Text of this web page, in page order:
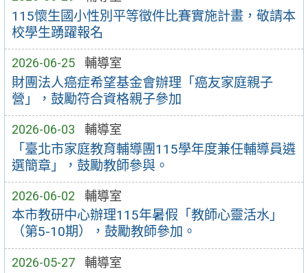
115懷生國小性別平等徵件比賽實施計畫，敬請本
校學生踴躍報名
2026-06-25 輔導室
財團法人癌症希望基金會辦理「癌友家庭親子
營」，鼓勵符合資格親子參加
2026-06-03 輔導室
「臺北市家庭教育輔導團115學年度兼任輔導員遴
選簡章」，鼓勵教師參與。
2026-06-02 輔導室
本市教研中心辦理115年暑假「教師心靈活水」
（第5-10期），鼓勵教師參加。
2026-05-27 輔導室